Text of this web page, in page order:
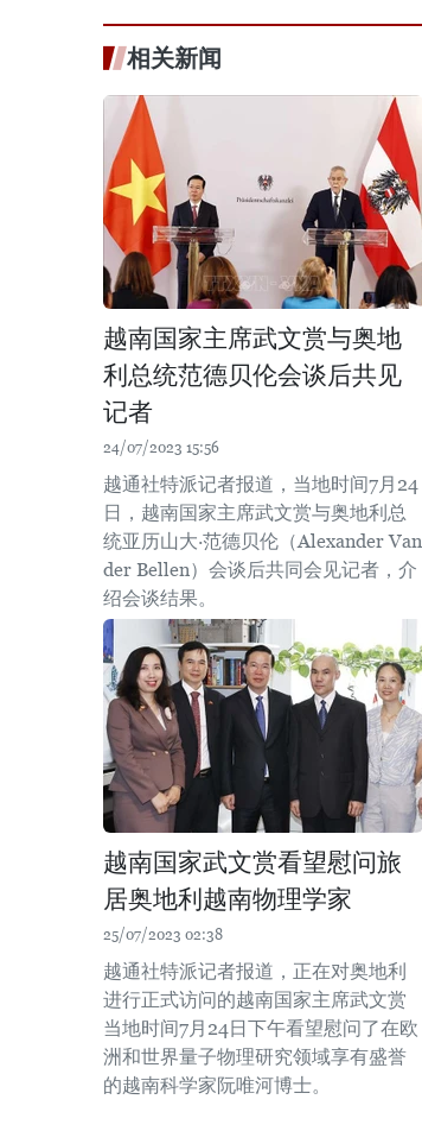
相关新闻
越南国家主席武文赏与奥地
利总统范德贝伦会谈后共见
记者
24/07/2023 15:56
越通社特派记者报道，当地时间7月24
日，越南国家主席武文赏与奥地利总
统亚历山大·范德贝伦（Alexander Van
der Bellen）会谈后共同会见记者，介
绍会谈结果。
越南国家武文赏看望慰问旅
居奥地利越南物理学家
25/07/2023 02:38
越通社特派记者报道，正在对奥地利
进行正式访问的越南国家主席武文赏
当地时间7月24日下午看望慰问了在欧
洲和世界量子物理研究领域享有盛誉
的越南科学家阮唯河博士。